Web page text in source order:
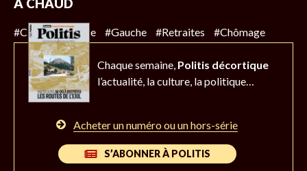
À CHAUD
#Climat #Police #Gauche #Retraites #Chômage
Chaque semaine, Politis décortique
l’actualité, la culture, la politique…
Acheter un numéro ou un hors-série
S’ABONNER À POLITIS